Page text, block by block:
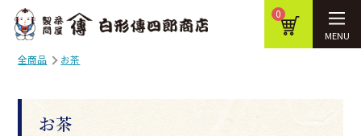
0
MENU
全商品 お茶
お茶